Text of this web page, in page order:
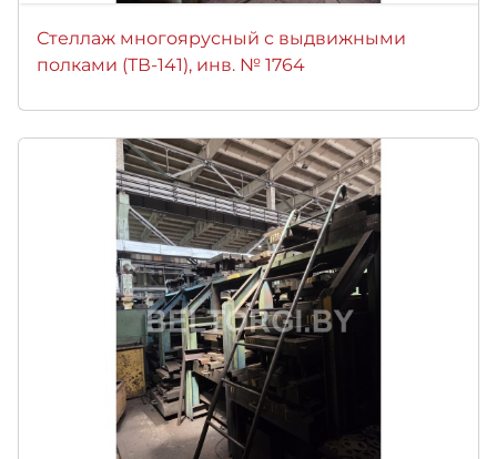
Стеллаж многоярусный с выдвижными
полками (ТВ-141), инв. № 1764